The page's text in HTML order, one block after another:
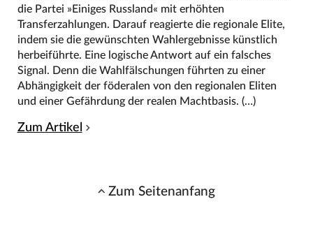
die Partei »Einiges Russland« mit erhöhten
Transferzahlungen. Darauf reagierte die regionale Elite,
indem sie die gewünschten Wahlergebnisse künstlich
herbeiführte. Eine logische Antwort auf ein falsches
Signal. Denn die Wahlfälschungen führten zu einer
Abhängigkeit der föderalen von den regionalen Eliten
und einer Gefährdung der realen Machtbasis. (…)
Zum Artikel
Zum Seitenanfang